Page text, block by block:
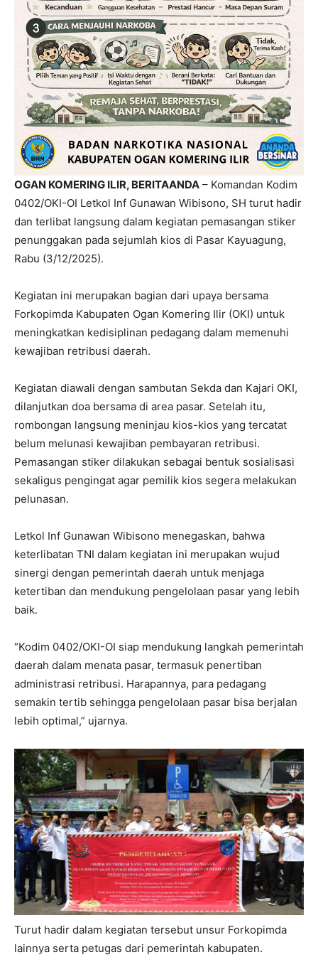
OGAN KOMERING ILIR, BERITAANDA – Komandan Kodim
0402/OKI-OI Letkol Inf Gunawan Wibisono, SH turut hadir
dan terlibat langsung dalam kegiatan pemasangan stiker
penunggakan pada sejumlah kios di Pasar Kayuagung,
Rabu (3/12/2025).
Kegiatan ini merupakan bagian dari upaya bersama
Forkopimda Kabupaten Ogan Komering Ilir (OKI) untuk
meningkatkan kedisiplinan pedagang dalam memenuhi
kewajiban retribusi daerah.
Kegiatan diawali dengan sambutan Sekda dan Kajari OKI,
dilanjutkan doa bersama di area pasar. Setelah itu,
rombongan langsung meninjau kios-kios yang tercatat
belum melunasi kewajiban pembayaran retribusi.
Pemasangan stiker dilakukan sebagai bentuk sosialisasi
sekaligus pengingat agar pemilik kios segera melakukan
pelunasan.
Letkol Inf Gunawan Wibisono menegaskan, bahwa
keterlibatan TNI dalam kegiatan ini merupakan wujud
sinergi dengan pemerintah daerah untuk menjaga
ketertiban dan mendukung pengelolaan pasar yang lebih
baik.
“Kodim 0402/OKI-OI siap mendukung langkah pemerintah
daerah dalam menata pasar, termasuk penertiban
administrasi retribusi. Harapannya, para pedagang
semakin tertib sehingga pengelolaan pasar bisa berjalan
lebih optimal,” ujarnya.
Turut hadir dalam kegiatan tersebut unsur Forkopimda
lainnya serta petugas dari pemerintah kabupaten.